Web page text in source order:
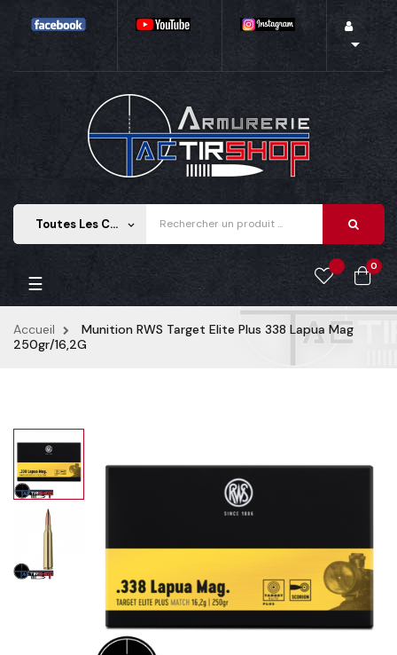

Toutes Les Catégories keyboard_arrow_down
0
Basculer
la
☰
Accueil
Munition RWS Target Elite Plus 338 Lapua Mag
250gr/16,2G